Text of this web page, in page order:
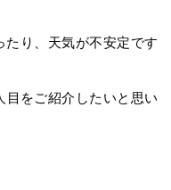
り、天気が不安定です
目をご紹介したいと思い